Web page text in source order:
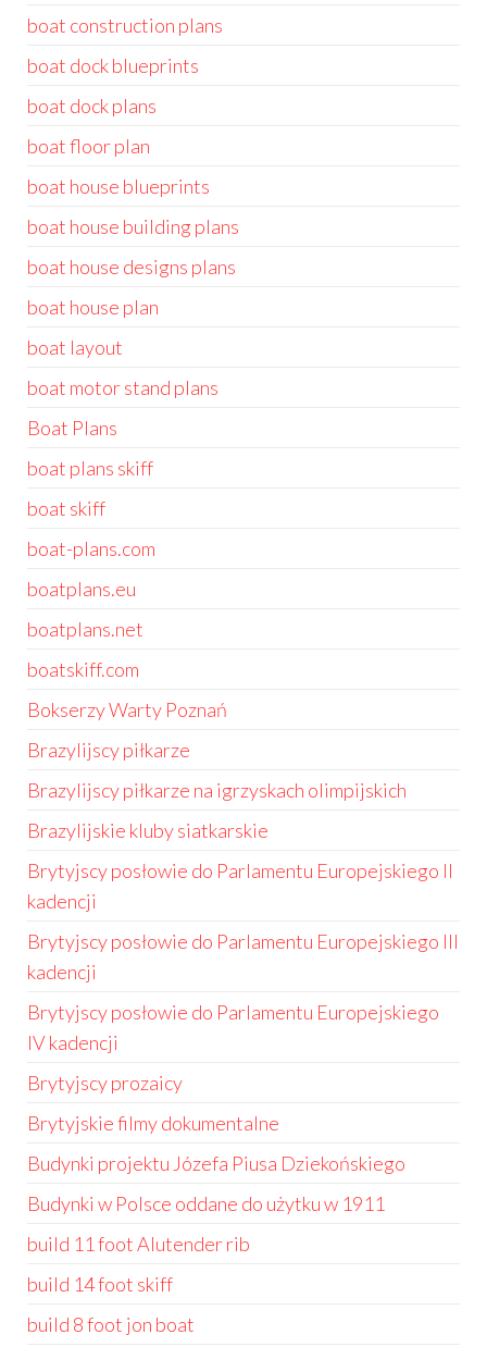
boat construction plans
boat dock blueprints
boat dock plans
boat floor plan
boat house blueprints
boat house building plans
boat house designs plans
boat house plan
boat layout
boat motor stand plans
Boat Plans
boat plans skiff
boat skiff
boat-plans.com
boatplans.eu
boatplans.net
boatskiff.com
Bokserzy Warty Poznań
Brazylijscy piłkarze
Brazylijscy piłkarze na igrzyskach olimpijskich
Brazylijskie kluby siatkarskie
Brytyjscy posłowie do Parlamentu Europejskiego II
kadencji
Brytyjscy posłowie do Parlamentu Europejskiego III
kadencji
Brytyjscy posłowie do Parlamentu Europejskiego
IV kadencji
Brytyjscy prozaicy
Brytyjskie filmy dokumentalne
Budynki projektu Józefa Piusa Dziekońskiego
Budynki w Polsce oddane do użytku w 1911
build 11 foot Alutender rib
build 14 foot skiff
build 8 foot jon boat